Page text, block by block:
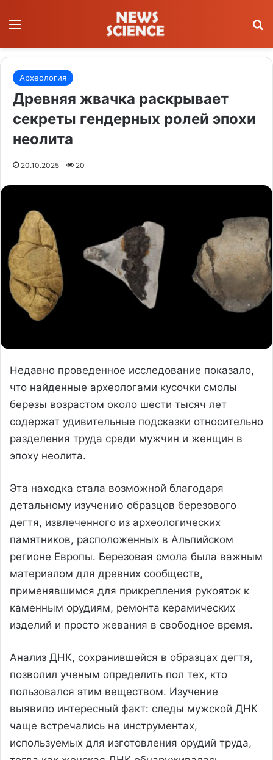
Меню
Археология
Древняя жвачка раскрывает
секреты гендерных ролей эпохи
неолита
20.10.2025 20
Недавно проведенное исследование показало,
что найденные археологами кусочки смолы
березы возрастом около шести тысяч лет
содержат удивительные подсказки относительно
разделения труда среди мужчин и женщин в
эпоху неолита.
Эта находка стала возможной благодаря
детальному изучению образцов березового
дегтя, извлеченного из археологических
памятников, расположенных в Альпийском
регионе Европы. Березовая смола была важным
материалом для древних сообществ,
применявшимся для прикрепления рукояток к
каменным орудиям, ремонта керамических
изделий и просто жевания в свободное время.
Анализ ДНК, сохранившейся в образцах дегтя,
позволил ученым определить пол тех, кто
пользовался этим веществом. Изучение
выявило интересный факт: следы мужской ДНК
чаще встречались на инструментах,
используемых для изготовления орудий труда,